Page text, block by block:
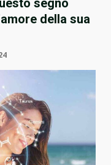
segno
della sua